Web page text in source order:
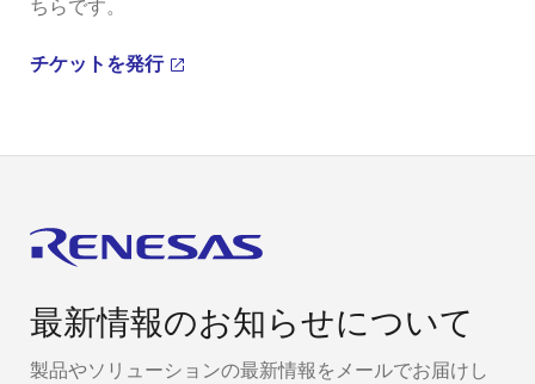
ちらです。
チケットを発行
最新情報のお知らせについて
製品やソリューションの最新情報をメールでお届けし